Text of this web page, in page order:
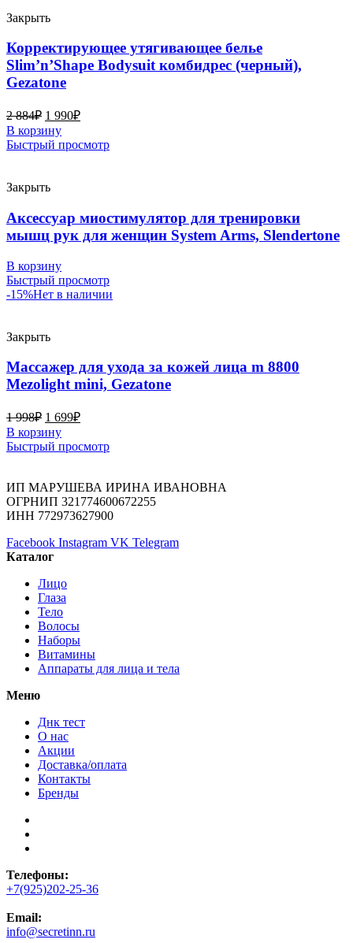
Закрыть
Корректирующее утягивающее белье
Slim’n’Shape Bodysuit комбидрес (черный),
Gezatone
2 884₽ 1 990₽
В корзину
Быстрый просмотр
Закрыть
Аксессуар миостимулятор для тренировки
мышц рук для женщин System Arms, Slendertone
В корзину
Быстрый просмотр
-15%Нет в наличии
Закрыть
Массажер для ухода за кожей лица m 8800
Mezolight mini, Gezatone
1 998₽ 1 699₽
В корзину
Быстрый просмотр
ИП МАРУШЕВА ИРИНА ИВАНОВНА
ОГРНИП 321774600672255
ИНН 772973627900
Facebook Instagram VK Telegram
Каталог
Лицо
Глаза
Тело
Волосы
Наборы
Витамины
Аппараты для лица и тела
Меню
Днк тест
О нас
Акции
Доставка/оплата
Контакты
Бренды
Телефоны:
+7(925)202-25-36
Email:
info@secretinn.ru